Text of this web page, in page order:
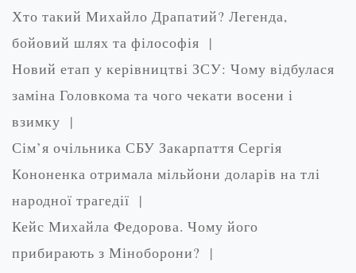
Хто такий Михайло Драпатий? Легенда,
бойовий шлях та філософія |
Новий етап у керівництві ЗСУ: Чому відбулася
заміна Головкома та чого чекати восени і
взимку |
Сім’я очільника СБУ Закарпаття Сергія
Кононенка отримала мільйони доларів на тлі
народної трагедії |
Кейс Михайла Федорова. Чому його
прибирають з Міноборони? |